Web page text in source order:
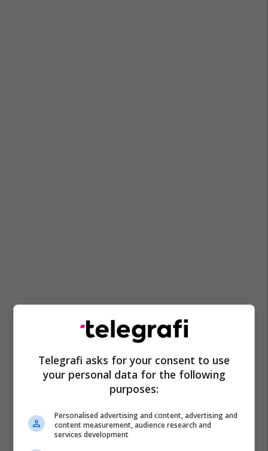
Telegrafi asks for your consent to use
your personal data for the following
purposes:
Personalised advertising and content, advertising and
content measurement, audience research and
services development